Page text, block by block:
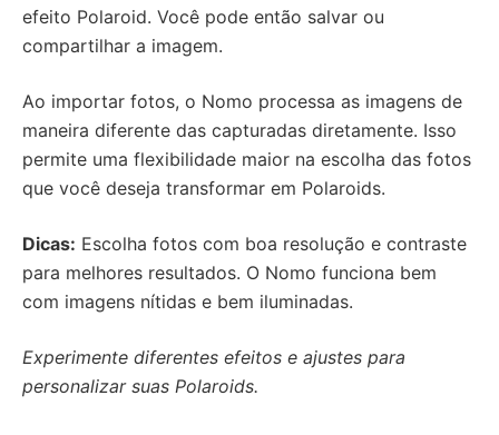
efeito Polaroid. Você pode então salvar ou
compartilhar a imagem.
Ao importar fotos, o Nomo processa as imagens de
maneira diferente das capturadas diretamente. Isso
permite uma flexibilidade maior na escolha das fotos
que você deseja transformar em Polaroids.
Dicas: Escolha fotos com boa resolução e contraste
para melhores resultados. O Nomo funciona bem
com imagens nítidas e bem iluminadas.
Experimente diferentes efeitos e ajustes para
personalizar suas Polaroids.